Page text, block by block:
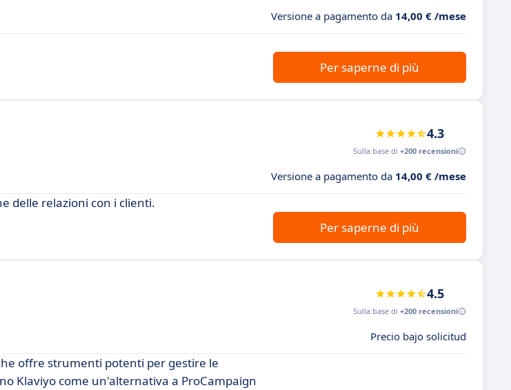
Versione a pagamento da 14,00 € /mese
Per saperne di più
4.3
Sulla base di +200 recensioni
Versione a pagamento da 14,00 € /mese
delle relazioni con i clienti.
Per saperne di più
4.5
Sulla base di +200 recensioni
Precio bajo solicitud
offre strumenti potenti per gestire le
Klaviyo come un'alternativa a ProCampaign